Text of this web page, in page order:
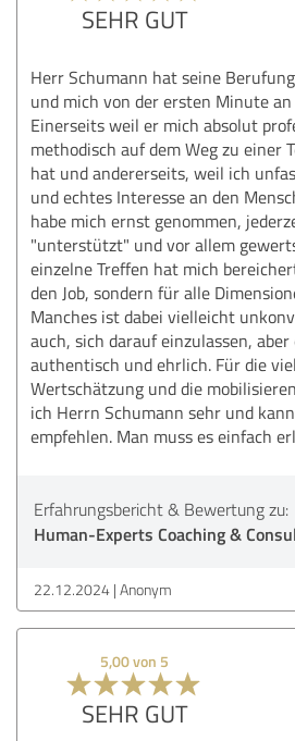
SEHR GUT
Herr Schumann hat seine
und mich von der ersten Minute
Einerseits weil er mich absolut
methodisch auf dem Weg zu einer
hat und andererseits, weil ich
und echtes Interesse an den
habe mich ernst genommen,
"unterstützt" und vor allem
einzelne Treffen hat mich
den Job, sondern für alle
Manches ist dabei vielleicht
auch, sich darauf einzulassen, aber
authentisch und ehrlich. Für die
Wertschätzung und die
ich Herrn Schumann sehr und
empfehlen. Man muss es einfach
Erfahrungsbericht & Bewertung zu:
Human-Experts Coaching &
22.12.2024 Anonym
5,00 von 5
SEHR GUT